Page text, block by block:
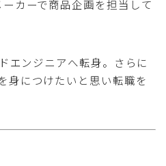
カーで商品企画を担当して
エンジニアへ転身。さらに
身につけたいと思い転職を